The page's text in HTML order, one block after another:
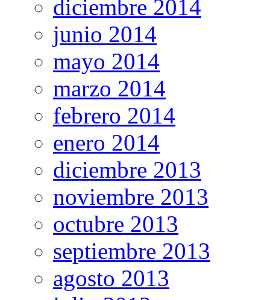
diciembre 2014
junio 2014
mayo 2014
marzo 2014
febrero 2014
enero 2014
diciembre 2013
noviembre 2013
octubre 2013
septiembre 2013
agosto 2013